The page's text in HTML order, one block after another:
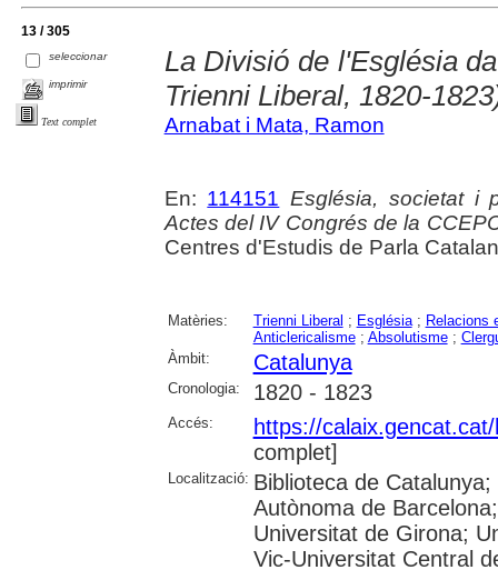
13 / 305
seleccionar
imprimir
Text complet
La Divisió de l'Església
Trienni Liberal, 1820-
Arnabat i Mata, Ramon
En: 114151 Església, societat i
Actes del IV Congrés de la
Centres d'Estudis de Parla
Matèries: Trienni Liberal ; Església; Relacions
Anticlericalisme; Absolutisme;
Àmbit:
Catalunya
Cronologia: 1820 - 1823
Accés:
https://
complet]
Localització: Biblioteca de
Autònoma de
Universitat de Girona;
Vic-Universitat Central